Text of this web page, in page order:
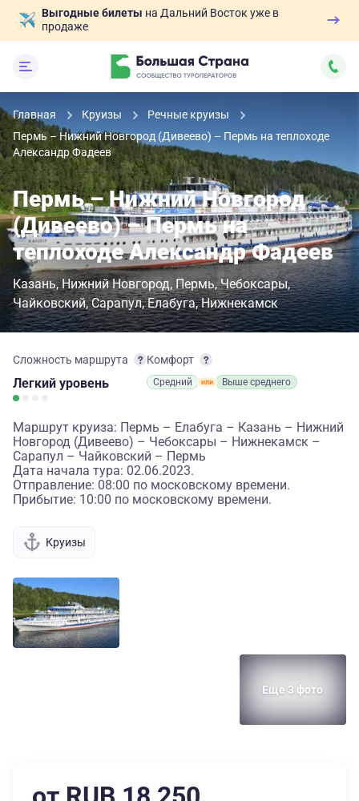
Выгодные билеты на Дальний Восток уже в
продаже
Главная Круизы
Речные круизы
Пермь – Нижний Новгород (Дивеево) – Пермь на теплоходе
Александр Фадеев
Пермь – Нижний Новгород
(Дивеево) – Пермь на
теплоходе Александр Фадеев
Казань Нижний Новгород Пермь Чебоксары
Чайковский Сарапул Елабуга Нижнекамск
Сложность маршрута
Легкий уровень
Комфорт
Средний Выше среднего
Маршрут круиза: Пермь – Елабуга – Казань – Нижний
Новгород (Дивеево) – Чебоксары – Нижнекамск –
Сарапул – Чайковский – Пермь
Дата начала тура: 02.06.2023.
Отправление: 08:00 по московскому времени.
Прибытие: 10:00 по московскому времени.
Круизы
Еще 3 фото